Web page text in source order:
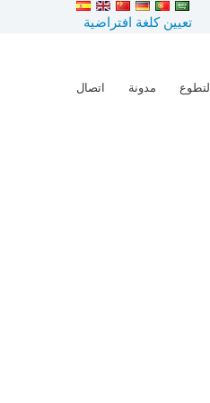
تعيين كلغة افتراضية
التطوع مدونة اتصال